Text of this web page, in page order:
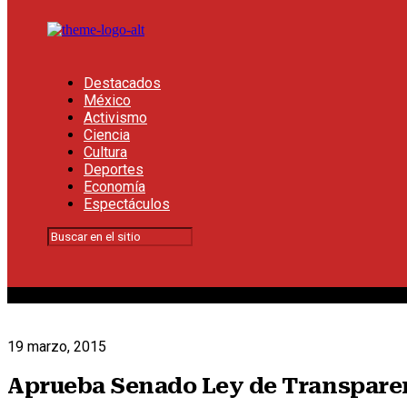
Destacados
México
Activismo
Ciencia
Cultura
Deportes
Economía
Espectáculos
19 marzo, 2015
Aprueba Senado Ley de